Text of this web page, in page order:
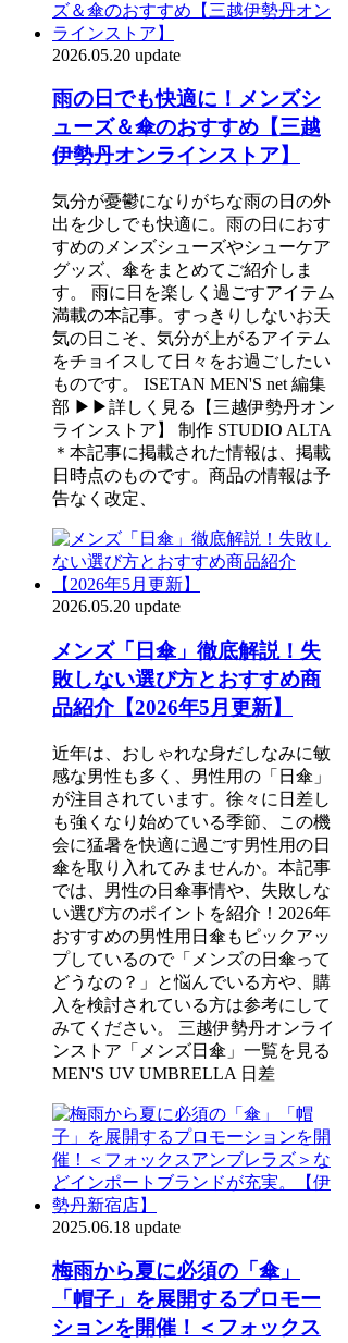
2026.05.20 update
雨の日でも快適に！メンズシ
ューズ＆傘のおすすめ【三越
伊勢丹オンラインストア】
気分が憂鬱になりがちな雨の日の外
出を少しでも快適に。雨の日におす
すめのメンズシューズやシューケア
グッズ、傘をまとめてご紹介しま
す。 雨に日を楽しく過ごすアイテム
満載の本記事。すっきりしないお天
気の日こそ、気分が上がるアイテム
をチョイスして日々をお過ごしたい
ものです。 ISETAN MEN'S net 編集
部 ▶▶詳しく見る【三越伊勢丹オン
ラインストア】 制作 STUDIO ALTA
＊本記事に掲載された情報は、掲載
日時点のものです。商品の情報は予
告なく改定、
2026.05.20 update
メンズ「日傘」徹底解説！失
敗しない選び方とおすすめ商
品紹介【2026年5月更新】
近年は、おしゃれな身だしなみに敏
感な男性も多く、男性用の「日傘」
が注目されています。徐々に日差し
も強くなり始めている季節、この機
会に猛暑を快適に過ごす男性用の日
傘を取り入れてみませんか。本記事
では、男性の日傘事情や、失敗しな
い選び方のポイントを紹介！2026年
おすすめの男性用日傘もピックアッ
プしているので「メンズの日傘って
どうなの？」と悩んでいる方や、購
入を検討されている方は参考にして
みてください。 三越伊勢丹オンライ
ンストア「メンズ日傘」一覧を見る
MEN'S UV UMBRELLA 日差
2025.06.18 update
梅雨から夏に必須の「傘」
「帽子」を展開するプロモー
ションを開催！＜フォックス